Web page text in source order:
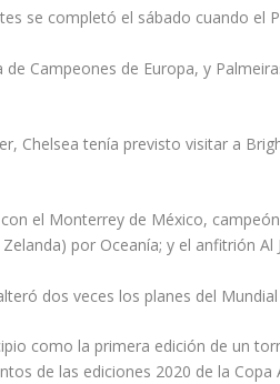
se completó el sábado cuando
de Campeones de Europa, y
Chelsea tenía previsto visitar a
el Monterrey de México,
por Oceanía; y el anfitrión Al
dos veces los planes del
como la primera edición de un
de las ediciones 2020 de la